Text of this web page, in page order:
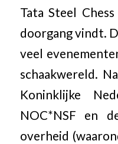
Tata Steel
doorgang vindt.
veel
schaakwereld.
Koninklijke
NOC*NSF en
overheid